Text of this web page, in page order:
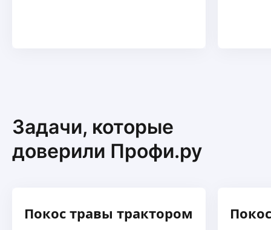
Задачи, которые
доверили Профи.ру
Покос травы трактором